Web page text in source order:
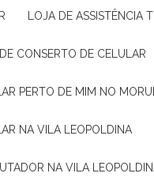
LOJA DE ASSISTÊNCIA
DE CONSERTO DE CELULAR
PERTO DE MIM NO
NA VILA LEOPOLDINA
NA VILA